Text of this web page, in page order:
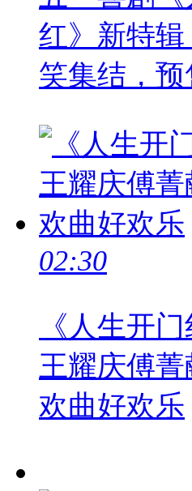
红》新特
笑集结，预
02:30
《人生开
王耀庆傅
欢曲好欢乐